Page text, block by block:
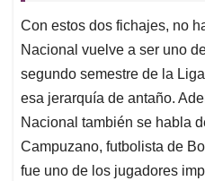
Con estos dos fichajes, no
Nacional vuelve a ser uno
segundo semestre de la
esa jerarquía de antaño.
Nacional también se habla
Campuzano, futbolista de
fue uno de los jugadores